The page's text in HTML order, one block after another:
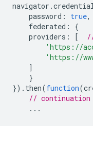
navigator .
password : true,
federated :
{
providers : [
'https://
'https://
]
}
}). then(function(
// continuation
...